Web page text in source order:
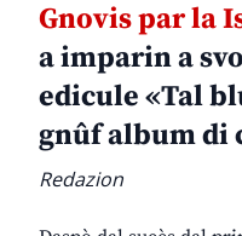
Gnovis par la
a imparin a
edicule «Tal
gnûf album di
Redazion